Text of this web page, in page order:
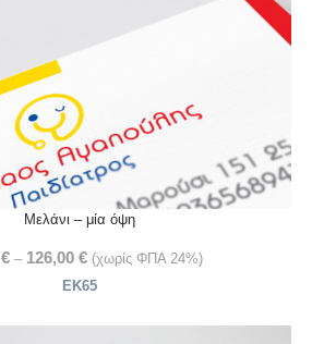
Μελάνι – μία όψη
€ – 126,00 € (χωρίς ΦΠΑ 24%)
ΕΚ65